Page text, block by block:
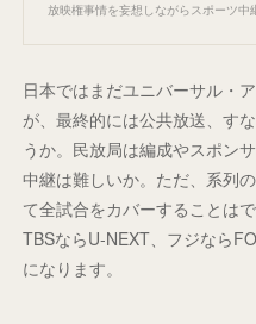
放映権事情を妄想しながらスポーツ中
日本ではまだユニバーサル・
が、最終的には公共放送、す
うか。民放局は編成やスポン
中継は難しいか。ただ、系列
て全試合をカバーすることは
TBSならU-NEXT、フジなら
になります。